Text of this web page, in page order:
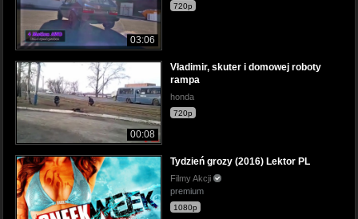
03:06
720p
00:08
Vładimir, skuter i domowej roboty
rampa
honda
720p
Tydzień grozy (2016) Lektor PL
Filmy Akcji
premium
1080p